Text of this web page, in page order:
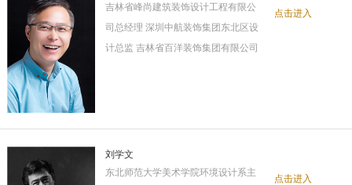
吉林省峰尚建筑装饰设计工程有限公
司总经理 深圳中航装饰集团东北区设
计总监 吉林省百洋装饰集团有限公司
点击进入
刘学文
东北师范大学美术学院环境设计系主
点击进入